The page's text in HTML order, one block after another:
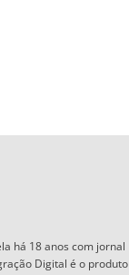
há 18 anos com jornal
Digital é o produto